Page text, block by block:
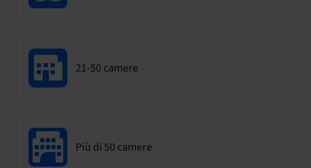
21-50 camere
Più di 50 camere